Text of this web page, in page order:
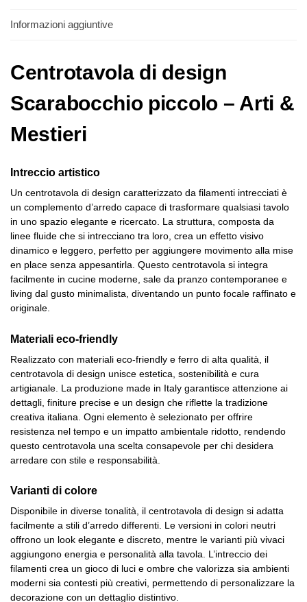
Informazioni aggiuntive
Centrotavola di design
Scarabocchio piccolo – Arti &
Mestieri
Intreccio artistico
Un centrotavola di design caratterizzato da filamenti intrecciati è
un complemento d’arredo capace di trasformare qualsiasi tavolo
in uno spazio elegante e ricercato. La struttura, composta da
linee fluide che si intrecciano tra loro, crea un effetto visivo
dinamico e leggero, perfetto per aggiungere movimento alla mise
en place senza appesantirla. Questo centrotavola si integra
facilmente in cucine moderne, sale da pranzo contemporanee e
living dal gusto minimalista, diventando un punto focale raffinato e
originale.
Materiali eco-friendly
Realizzato con materiali eco-friendly e ferro di alta qualità, il
centrotavola di design unisce estetica, sostenibilità e cura
artigianale. La produzione made in Italy garantisce attenzione ai
dettagli, finiture precise e un design che riflette la tradizione
creativa italiana. Ogni elemento è selezionato per offrire
resistenza nel tempo e un impatto ambientale ridotto, rendendo
questo centrotavola una scelta consapevole per chi desidera
arredare con stile e responsabilità.
Varianti di colore
Disponibile in diverse tonalità, il centrotavola di design si adatta
facilmente a stili d’arredo differenti. Le versioni in colori neutri
offrono un look elegante e discreto, mentre le varianti più vivaci
aggiungono energia e personalità alla tavola. L’intreccio dei
filamenti crea un gioco di luci e ombre che valorizza sia ambienti
moderni sia contesti più creativi, permettendo di personalizzare la
decorazione con un dettaglio distintivo.